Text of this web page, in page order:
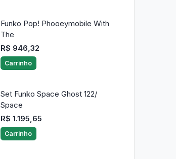
Funko Pop! Phooeymobile With
The
R$ 946,32
Carrinho
Set Funko Space Ghost 122/
Space
R$ 1.195,65
Carrinho